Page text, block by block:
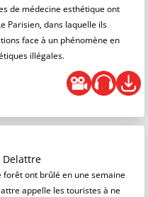
de médecine esthétique ont
Parisien, dans laquelle ils
face à un phénomène en
illégales.
Delattre
forêt ont brûlé en une semaine
appelle les touristes à ne